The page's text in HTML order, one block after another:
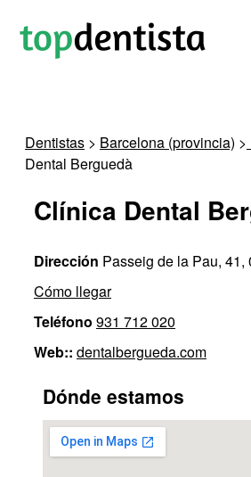
PARA CLÍNICAS DENTALES
CONTACTAR
Dentistas > Barcelona (provincia) >
Dental Berguedà
Clínica Dental
Dirección Passeig de la Pau, 41,
Cómo llegar
Teléfono 931 712 020
Web:: dentalbergueda.com
Dónde estamos